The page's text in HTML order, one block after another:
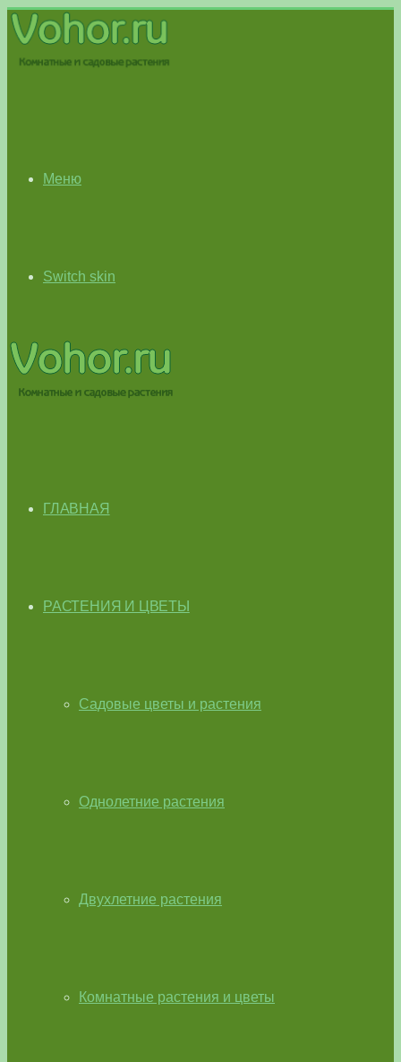
Меню
Switch skin
ГЛАВНАЯ
РАСТЕНИЯ И ЦВЕТЫ
Садовые цветы и растения
Однолетние растения
Двухлетние растения
Комнатные растения и цветы